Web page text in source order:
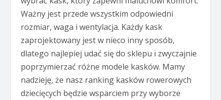
Ważny jest przede wszystkim odpowiedni
rozmiar, waga i wentylacja. Każdy kask
zaprojektowany jest w nieco inny sposób,
dlatego najlepiej udać się do sklepu i zwyczajnie
poprzymierzać różne modele kasków. Mamy
nadzieję, że nasz ranking kasków rowerowych
dziecięcych będzie wsparciem przy wyborze